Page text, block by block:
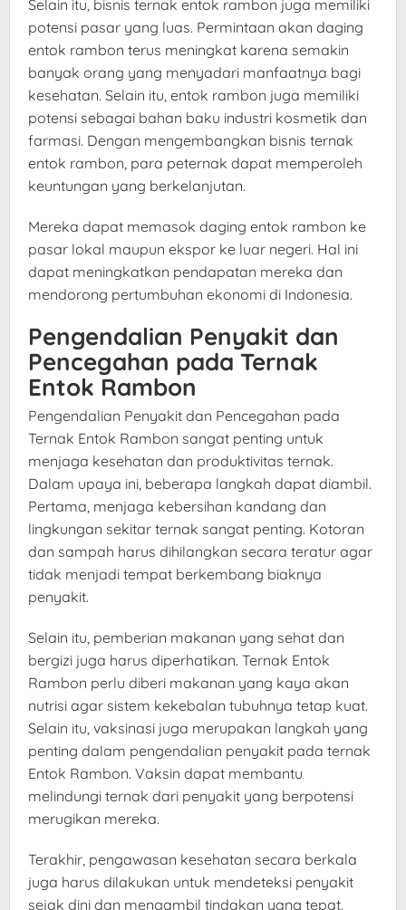
Selain itu, bisnis ternak entok rambon juga memiliki
potensi pasar yang luas. Permintaan akan daging
entok rambon terus meningkat karena semakin
banyak orang yang menyadari manfaatnya bagi
kesehatan. Selain itu, entok rambon juga memiliki
potensi sebagai bahan baku industri kosmetik dan
farmasi. Dengan mengembangkan bisnis ternak
entok rambon, para peternak dapat memperoleh
keuntungan yang berkelanjutan.
Mereka dapat memasok daging entok rambon ke
pasar lokal maupun ekspor ke luar negeri. Hal ini
dapat meningkatkan pendapatan mereka dan
mendorong pertumbuhan ekonomi di Indonesia.
Pengendalian Penyakit dan
Pencegahan pada Ternak
Entok Rambon
Pengendalian Penyakit dan Pencegahan pada
Ternak Entok Rambon sangat penting untuk
menjaga kesehatan dan produktivitas ternak.
Dalam upaya ini, beberapa langkah dapat diambil.
Pertama, menjaga kebersihan kandang dan
lingkungan sekitar ternak sangat penting. Kotoran
dan sampah harus dihilangkan secara teratur agar
tidak menjadi tempat berkembang biaknya
penyakit.
Selain itu, pemberian makanan yang sehat dan
bergizi juga harus diperhatikan. Ternak Entok
Rambon perlu diberi makanan yang kaya akan
nutrisi agar sistem kekebalan tubuhnya tetap kuat.
Selain itu, vaksinasi juga merupakan langkah yang
penting dalam pengendalian penyakit pada ternak
Entok Rambon. Vaksin dapat membantu
melindungi ternak dari penyakit yang berpotensi
merugikan mereka.
Terakhir, pengawasan kesehatan secara berkala
juga harus dilakukan untuk mendeteksi penyakit
sejak dini dan mengambil tindakan yang tepat.